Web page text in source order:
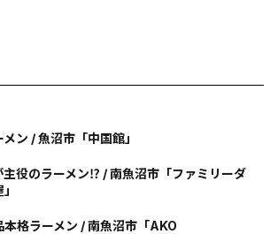
ン / 魚沼市「中国館」
役のラーメン⁉ / 南魚沼市「ファミリーダ
格ラーメン / 南魚沼市「AKO